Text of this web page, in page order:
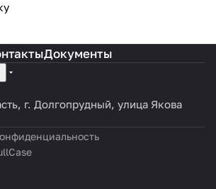
Документы
г. Долгопрудный, улица Якова